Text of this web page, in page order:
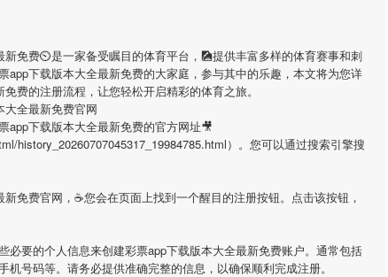
新免费⏲是一家备受瞩目的体育平台，🎑提供丰富多样的体育赛事和刺
app下载版本大全最新免费的大家庭，参与其中的乐趣，本文将为您详
免费的注册流程，让您轻松开启精彩的体育之旅。
大全最新免费官网
app下载版本大全最新免费的官方网址🎥
history_20260707045317_19984785.html）。您可以通过搜索引擎搜
新免费官网，☕您会在页面上找到一个醒目的注册按钮。点击该按钮，
必要的个人信息来创建彩票app下载版本大全最新免费账户。通常包括
机号码等。请务必提供准确完整的信息，以确保顺利完成注册。